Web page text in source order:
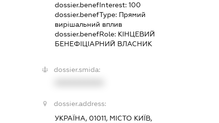
dossier.benefInterest: 100
dossier.benefType: Прямий
вирішальний вплив
dossier.benefRole: КІНЦЕВИЙ
БЕНЕФІЦІАРНИЙ ВЛАСНИК
dossier.smida:
dossier.address:
УКРАЇНА, 01011, МІСТО КИЇВ,